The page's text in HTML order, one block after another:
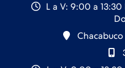
L a V: 9:00 a